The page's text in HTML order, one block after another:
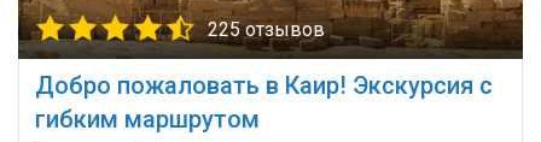
225 отзывов
Добро пожаловать в Каир! Экскурсия с
гибким маршрутом